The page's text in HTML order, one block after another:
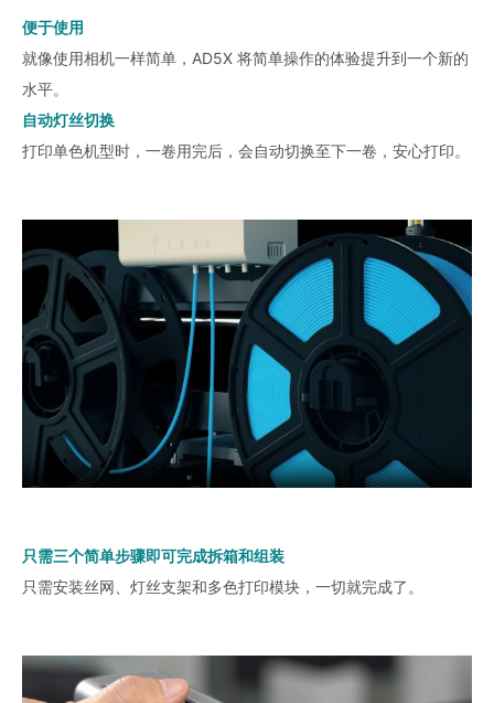
便于使用
就像使用相机一样简单，AD5X 将简单操作的体验提升到一个新的
水平。
自动灯丝切换
打印单色机型时，一卷用完后，会自动切换至下一卷，安心打印。
只需三个简单步骤即可完成拆箱和组装
只需安装丝网、灯丝支架和多色打印模块，一切就完成了。